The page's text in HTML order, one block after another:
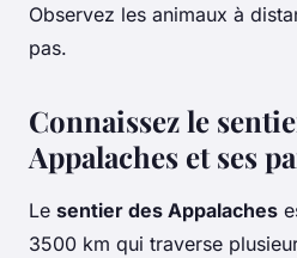
Observez les animaux à
pas.
Connaissez le
Appalaches et ses
Le sentier des Appalaches
3500 km qui traverse